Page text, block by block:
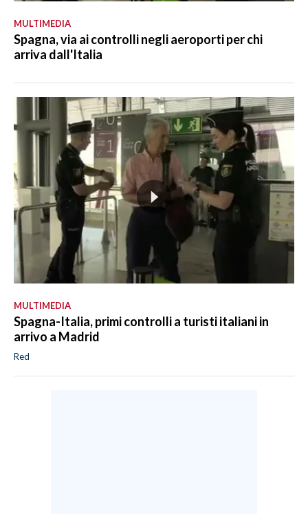
MULTIMEDIA
Spagna, via ai controlli negli aeroporti per chi
arriva dall'Italia
MULTIMEDIA
Spagna-Italia, primi controlli a turisti italiani in
arrivo a Madrid
Red